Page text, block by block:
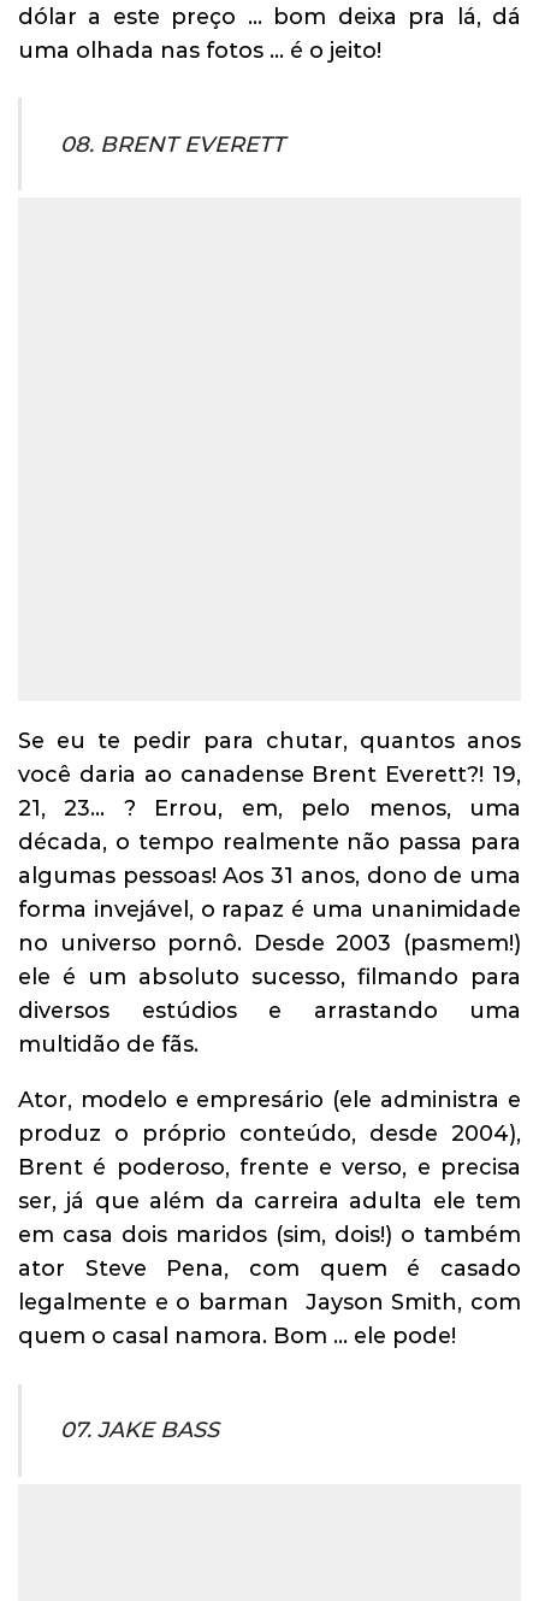
dólar a este preço … bom deixa pra lá, dá
uma olhada nas fotos … é o jeito!
08. BRENT EVERETT
Se eu te pedir para chutar, quantos anos
você daria ao canadense Brent Everett?! 19,
21, 23… ? Errou, em, pelo menos, uma
década, o tempo realmente não passa para
algumas pessoas! Aos 31 anos, dono de uma
forma invejável, o rapaz é uma unanimidade
no universo pornô. Desde 2003 (pasmem!)
ele é um absoluto sucesso, filmando para
diversos estúdios e arrastando uma
multidão de fãs.
Ator, modelo e empresário (ele administra e
produz o próprio conteúdo, desde 2004),
Brent é poderoso, frente e verso, e precisa
ser, já que além da carreira adulta ele tem
em casa dois maridos (sim, dois!) o também
ator Steve Pena, com quem é casado
legalmente e o barman Jayson Smith, com
quem o casal namora. Bom … ele pode!
07. JAKE BASS